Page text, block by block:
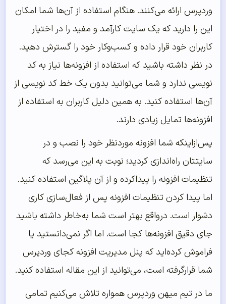
وردپرس ارائه می‌کنند. هنگام استفاده از آن‌ها شما امکان
این را دارید که یک سایت کارآمد و مفید را در اختیار
کاربران خود قرار داده و کسب‌وکار خود را گسترش دهید.
در نظر داشته باشید که استفاده از افزونه‌ها نیاز به کد
نویسی ندارد و شما می‌توانید بدون یک خط کد نویسی از
آن‌ها استفاده کنید. به همین دلیل کاربران به استفاده از
افزونه‌ها تمایل زیادی دارند.
پس‌ازاینکه شما افزونه موردنظر خود را نصب و در
سایتتان راه‌اندازی کردید؛ نوبت به این می‌رسد که
تنظیمات افزونه را پیداکرده و از آن پلاگین استفاده کنید.
اما پیدا کردن تنظیمات افزونه پس از فعال‌سازی کاری
دشوار است. درواقع بهتر است شما به‌خاطر داشته باشید
جای دقیق افزونه‌ها کجا است. اما اگر نمی‌دانستید یا
فراموش کرده‌اید که پنل مدیریت افزونه کجای وردپرس
شما قرارگرفته است، می‌توانید از این مقاله استفاده کنید.
ما در تیم میهن وردپرس همواره تلاش می‌‌کنیم تمامی